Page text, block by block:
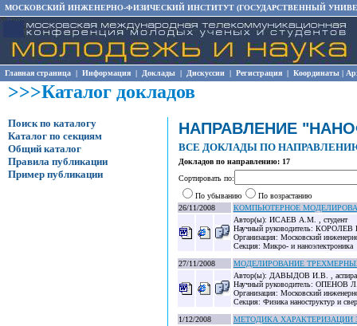
МОСКОВСКИЙ ИНЖЕНЕРНО-ФИЗИЧЕСКИЙ ИНСТИТУТ (ГОСУДАРСТВЕННЫЙ
Главная страница | Информация | Доклады | Дискуссии | Регистрация | Координаты |
>>>Каталог докладов
Поиск по каталогу
Каталог по секциям
Общий каталог
Правила публикации
Пример публикации
НАПРАВЛЕНИЕ
ВСЕ ДОКЛАДЫ ПО
Докладов по направлению: 17
Сортировать по:
По убыванию
По возрастанию
26/11/2008
КОМПЬЮТЕРНОЕ
Автор(ы): ИСАЕВ А.М. , студент
Научный руководитель: КОРОЛЕВ
Организация: Московский
Секция: Микро- и наноэлектроника
27/11/2008
МОДЕЛИРОВАНИЕ
Автор(ы): ДАВЫДОВ И.В. ,
Научный руководитель: ОПЕНОВ
Организация: Московский
Секция: Физика наноструктур и
1/12/2008
МЕТОДИКА